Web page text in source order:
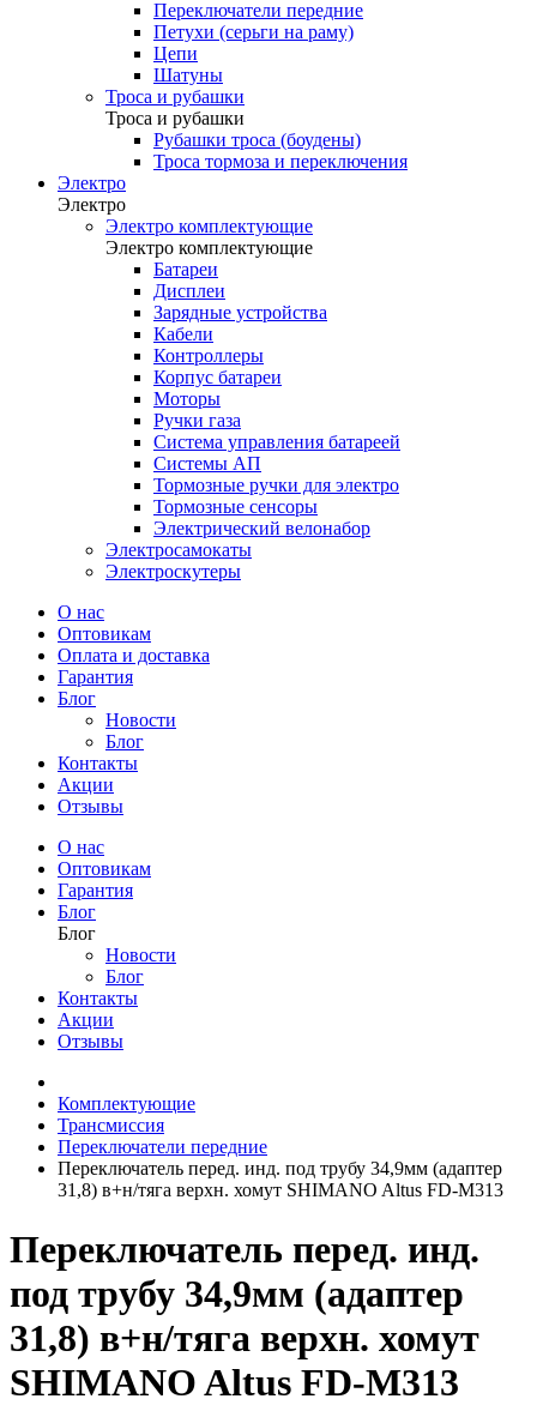
Переключатели передние
Петухи (серьги на раму)
Цепи
Шатуны
Троса и рубашки
Троса и рубашки
Рубашки троса (боудены)
Троса тормоза и переключения
Электро
Электро
Электро комплектующие
Электро комплектующие
Батареи
Дисплеи
Зарядные устройства
Кабели
Контроллеры
Корпус батареи
Моторы
Ручки газа
Система управления батареей
Системы АП
Тормозные ручки для электро
Тормозные сенсоры
Электрический велонабор
Электросамокаты
Электроскутеры
О нас
Оптовикам
Оплата и доставка
Гарантия
Блог
Новости
Блог
Контакты
Акции
Отзывы
О нас
Оптовикам
Гарантия
Блог
Блог
Новости
Блог
Контакты
Акции
Отзывы
Комплектующие
Трансмиссия
Переключатели передние
Переключатель перед. инд. под трубу 34,9мм (адаптер
31,8) в+н/тяга верхн. хомут SHIMANO Altus FD-M313
Переключатель перед. инд.
под трубу 34,9мм (адаптер
31,8) в+н/тяга верхн. хомут
SHIMANO Altus FD-M313